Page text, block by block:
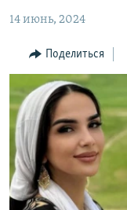
главной
Вернутся
поиску
НАСТОЯЩЕЕ ВРЕМЯ
МИГРАНТ МЕДИА
14 июнь, 2024
Поделиться